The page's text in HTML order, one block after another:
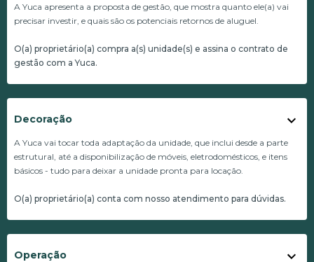
A Yuca apresenta a proposta de gestão, que mostra quanto ele(a) vai
precisar investir, e quais são os potenciais retornos de aluguel.
O(a) proprietário(a) compra a(s) unidade(s) e assina o contrato de
gestão com a Yuca.
Decoração
A Yuca vai tocar toda adaptação da unidade, que inclui desde a parte
estrutural, até a disponibilização de móveis, eletrodomésticos, e itens
básicos - tudo para deixar a unidade pronta para locação.
O(a) proprietário(a) conta com nosso atendimento para dúvidas.
Operação